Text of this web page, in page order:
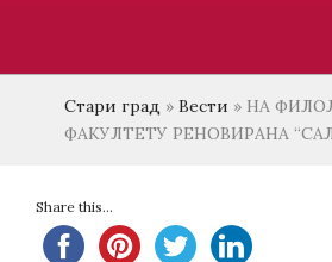
Стари град » Вести » НА
ФАКУЛТЕТУ РЕНОВИРАНА
Share this...